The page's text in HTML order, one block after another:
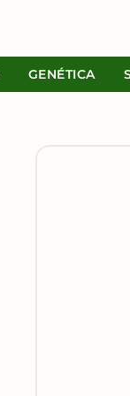
GENÉTICA